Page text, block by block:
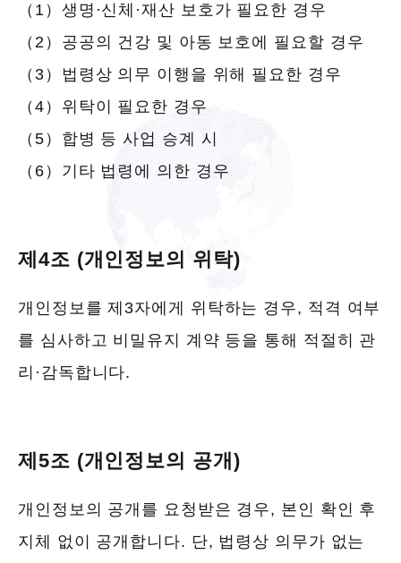
（1）생명·신체·재산 보호가 필요한 경우
（2）공공의 건강 및 아동 보호에 필요할 경우
（3）법령상 의무 이행을 위해 필요한 경우
（4）위탁이 필요한 경우
（5）합병 등 사업 승계 시
（6）기타 법령에 의한 경우
제4조 (개인정보의 위탁)
개인정보를 제3자에게 위탁하는 경우, 적격 여부
를 심사하고 비밀유지 계약 등을 통해 적절히 관
리·감독합니다.
제5조 (개인정보의 공개)
개인정보의 공개를 요청받은 경우, 본인 확인 후
지체 없이 공개합니다. 단, 법령상 의무가 없는